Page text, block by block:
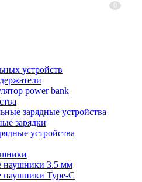
устройств
power bank
зарядные устройства
зарядки
устройства
наушники 3.5 мм
Type-C